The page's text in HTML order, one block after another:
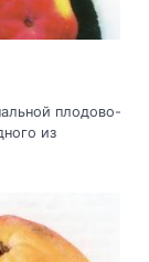
плодово-
из